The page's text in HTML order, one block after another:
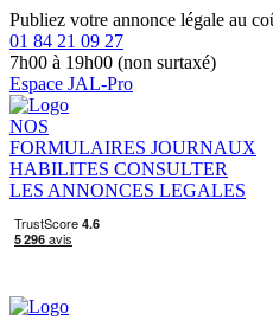
Publiez votre annonce légale au
01 84 21 09 27
7h00 à 19h00 (non surtaxé)
Espace JAL-Pro
NOS
FORMULAIRES JOURNAUX
HABILITES CONSULTER
LES ANNONCES LEGALES